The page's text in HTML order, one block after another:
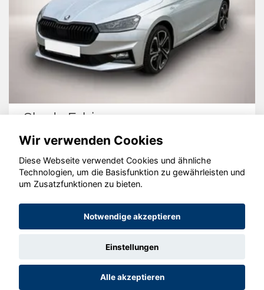
Skoda Fabia
© konjunkturmotor.de GmbH 2020 - 2026
Wir verwenden Cookies
Diese Webseite verwendet Cookies und ähnliche
Technologien, um die Basisfunktion zu gewährleisten und
um Zusatzfunktionen zu bieten.
Notwendige akzeptieren
Einstellungen
Alle akzeptieren